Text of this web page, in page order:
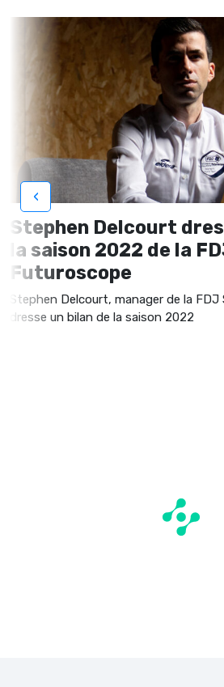
Stephen Delcourt
la saison 2022 de la
Futuroscope
Stephen Delcourt, manager de la
dresse un bilan de la saison 2022
‹